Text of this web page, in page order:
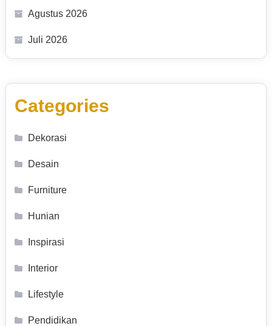
Agustus 2026
Juli 2026
Categories
Dekorasi
Desain
Furniture
Hunian
Inspirasi
Interior
Lifestyle
Pendidikan